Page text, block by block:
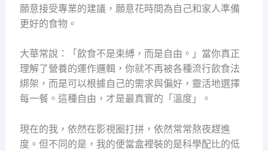
願意接受專業的建議，願意花時間為自己和家人準備
更好的食物。
大華常說：「飲食不是束縛，而是自由。」當你真正
理解了營養的運作邏輯，你就不再被各種流行飲食法
綁架，而是可以根據自己的需求與偏好，靈活地選擇
每一餐。這種自由，才是最真實的「溫度」。
現在的我，依然在影視圈打拼，依然常常熬夜趕進
度。但不同的是，我的便當盒裡裝的是科學配比的低